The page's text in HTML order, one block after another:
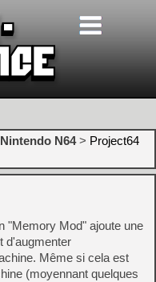
Nintendo N64> Project64
"Memory Mod" ajoute une
d'augmenter
Même si cela est
(moyennant quelques